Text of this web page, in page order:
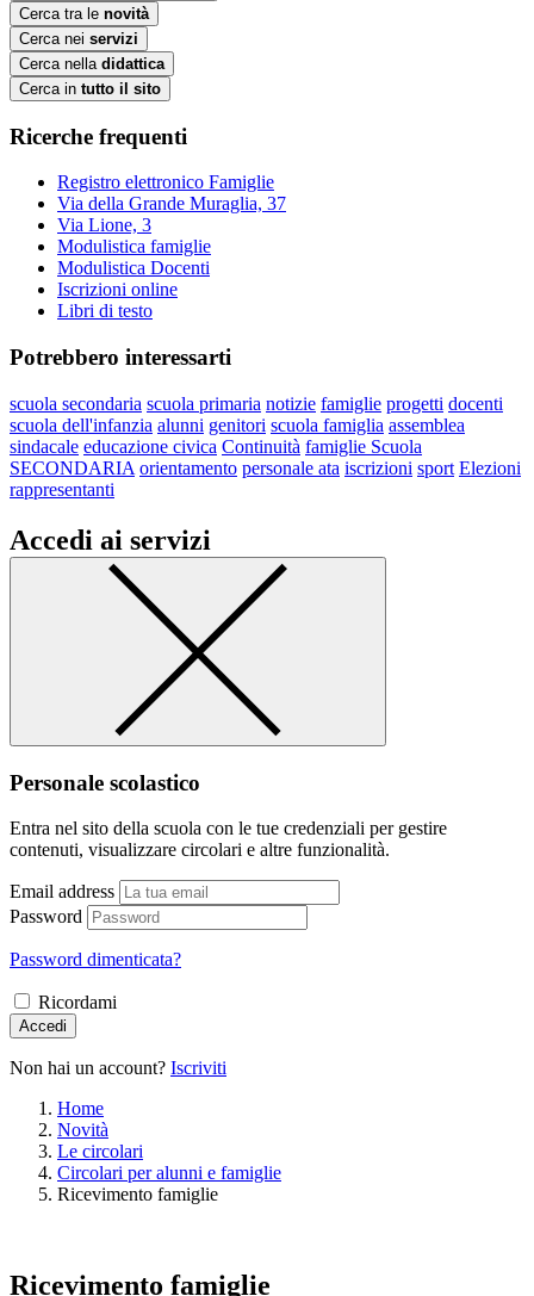
Cerca tra le novità
Cerca nei servizi
Cerca nella didattica
Cerca in tutto il sito
Ricerche frequenti
Registro elettronico Famiglie
Via della Grande Muraglia, 37
Via Lione, 3
Modulistica famiglie
Modulistica Docenti
Iscrizioni online
Libri di testo
Potrebbero interessarti
scuola secondaria scuola primaria notizie famiglie progetti docenti
scuola dell'infanzia alunni genitori scuola famiglia assemblea
sindacale educazione civica Continuità famiglie Scuola
SECONDARIA orientamento personale ata iscrizioni sport Elezioni
rappresentanti
Accedi ai servizi
Personale scolastico
Entra nel sito della scuola con le tue credenziali per gestire
contenuti, visualizzare circolari e altre funzionalità.
Email address
Password
Password dimenticata?
Ricordami
Accedi
Non hai un account? Iscriviti
Home
Novità
Le circolari
Circolari per alunni e famiglie
Ricevimento famiglie
Ricevimento famiglie